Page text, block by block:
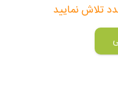
تلاش نمایید